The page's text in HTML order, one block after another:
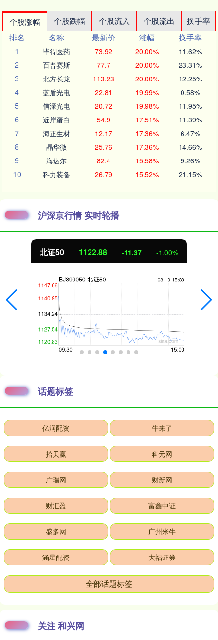
个股涨幅 个股跌幅 个股流入 个股流出
换手率
排名
名称 最新价 涨幅
换手率
1
毕得医药 73.92 20.00% 11.62%
2 百普赛斯 77.7 20.00% 23.31%
3 北方长龙 113.23 20.00% 12.25%
4 蓝盾光电 22.81 19.99% 0.58%
5 信濠光电 20.72 19.98% 11.95%
6 近岸蛋白 54.9 17.51% 11.39%
7 海正生材 12.17 17.36% 6.47%
8 晶华微 25.76 17.36% 14.66%
9 海达尔 82.4 15.58% 9.26%
10 科力装备 26.79 15.52% 21.15%
沪深京行情 实时轮播
北证50 1122.88 -11.37 -1.00%
话题标签
亿润配资 牛来了
拾贝赢 科元网
广瑞网 财新网
财汇盈 富鑫中证
盛多网 广州米牛
涵星配资 大福证券
全部话题标签
关注 和兴网